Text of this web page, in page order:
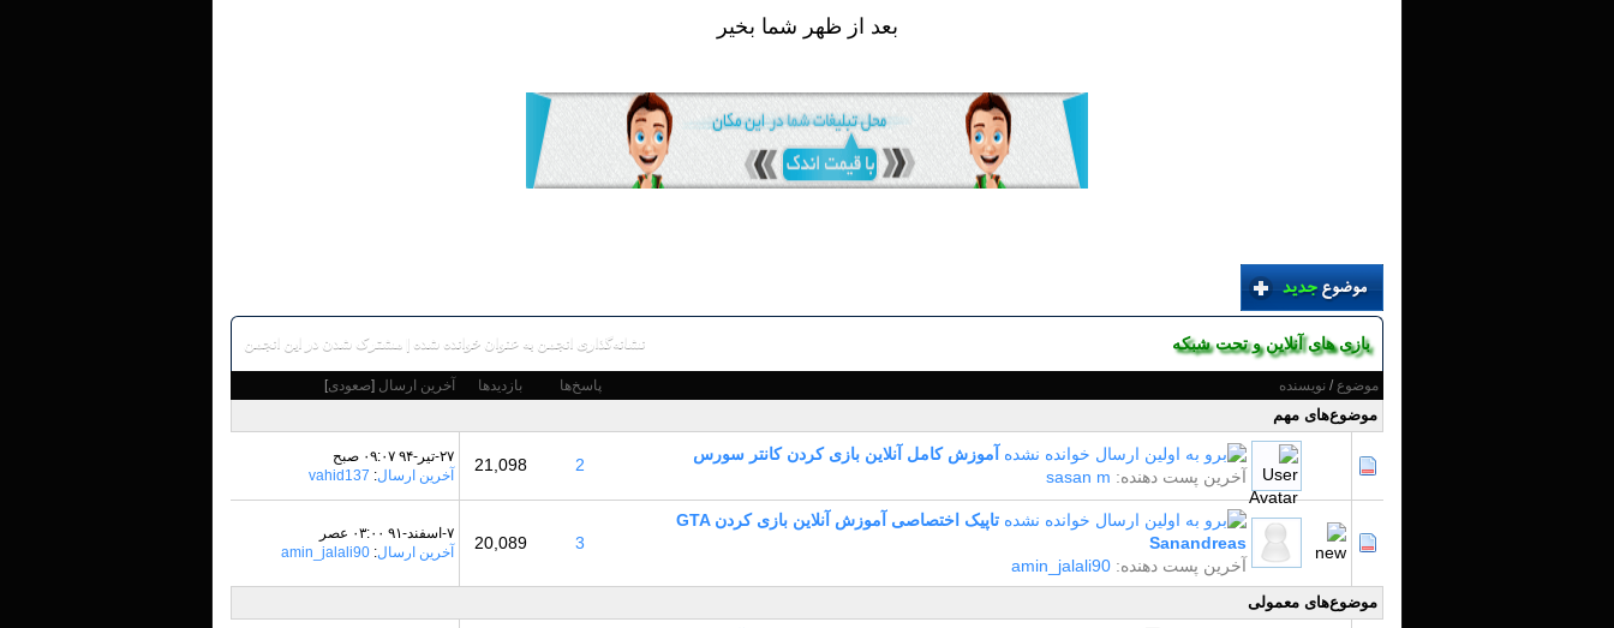
بعد از ظهر شما بخير
نشانه‌گذاری انجمن به عنوان خوانده شده مشترک شدن در این انجمن بازی های آنلاین و تحت شبکه
موضوع / نویسنده پاسخ‌ها بازدید‌ها آخرین ارسال [صعودی]
موضوع‌های مهم
آموزش کامل آنلاین بازی کردن کانتر سورس
آخرین پست دهنده: sasan m
2
21,098
۲۷-تير-۹۴ ۰۹:۰۷ صبح
آخرین ارسال:
vahid137
تاپیک اختصاصی آموزش آنلاین بازی کردن GTA
Sanandreas
آخرین پست دهنده: amin_jalali90
3
20,089
۷-اسفند-۹۱ ۰۳:۰۰ عصر
آخرین ارسال:
amin_jalali90
موضوع‌های معمولی